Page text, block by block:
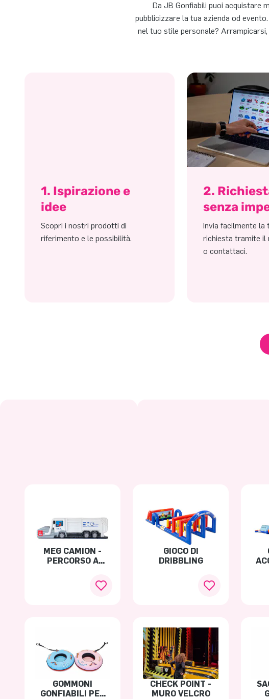
Da JB Gonfiabili puoi acquistare
pubblicizzare la tua azienda od
nel tuo stile personale?
1. Ispirazione e
idee
Scopri i nostri prodotti di
riferimento e le possibilità.
2.
senza
Invia facilmente la
richiesta tramite il
o contattaci.
MEG CAMION -
PERCORSO A
GIOCO DI
DRIBBLING
GOMMONI
GONFIABILI PER
CHECK POINT -
MURO VELCRO